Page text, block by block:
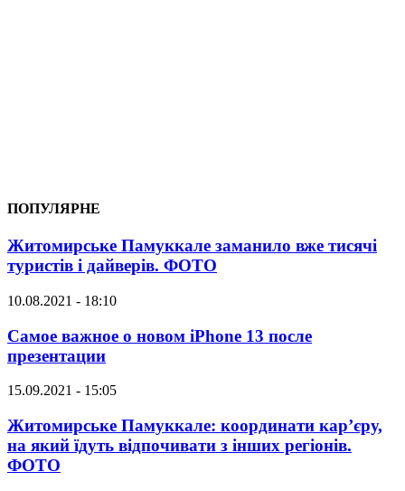
ПОПУЛЯРНЕ
Житомирське Памуккале заманило вже тисячі
туристів і дайверів. ФОТО
10.08.2021 - 18:10
Самое важное о новом iPhone 13 после
презентации
15.09.2021 - 15:05
Житомирське Памуккале: координати кар’єру,
на який їдуть відпочивати з інших регіонів.
ФОТО